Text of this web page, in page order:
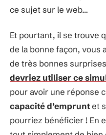
ce sujet sur le web…
Et pourtant, il se trouve
de la bonne façon, vous
de très bonnes
devriez utiliser ce
pour avoir une réponse
capacité d’empruntet
pourriez bénéficier ! En